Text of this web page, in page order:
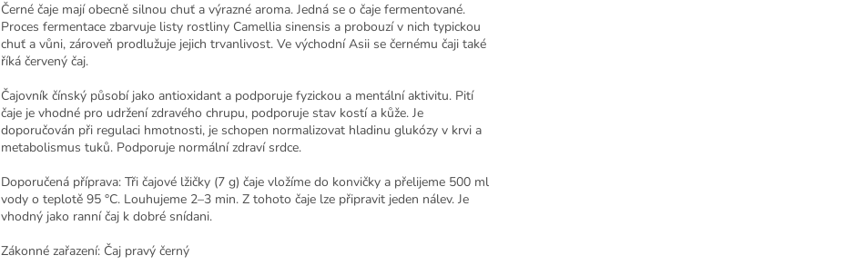
Černé čaje mají obecně silnou chuť a výrazné aroma. Jedná se o čaje fermentované.
Proces fermentace zbarvuje listy rostliny Camellia sinensis a probouzí v nich typickou
chuť a vůni, zároveň prodlužuje jejich trvanlivost. Ve východní Asii se černému čaji také
říká červený čaj.
Čajovník čínský působí jako antioxidant a podporuje fyzickou a mentální aktivitu. Pití
čaje je vhodné pro udržení zdravého chrupu, podporuje stav kostí a kůže. Je
doporučován při regulaci hmotnosti, je schopen normalizovat hladinu glukózy v krvi a
metabolismus tuků. Podporuje normální zdraví srdce.
Doporučená příprava: Tři čajové lžičky (7 g) čaje vložíme do konvičky a přelijeme 500 ml
vody o teplotě 95 °C. Louhujeme 2–3 min. Z tohoto čaje lze připravit jeden nálev. Je
vhodný jako ranní čaj k dobré snídani.
Zákonné zařazení: Čaj pravý černý